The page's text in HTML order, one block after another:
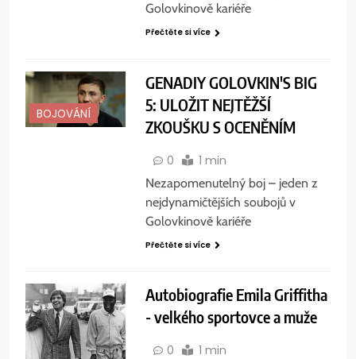
Golovkinově kariéře
Přečtěte si více
BOJOVÁNÍ
GENADIY GOLOVKIN'S BIG
5: ULOŽIT NEJTĚŽŠÍ
ZKOUŠKU S OCENĚNÍM
0 1 min
Nezapomenutelný boj – jeden z
nejdynamičtějších soubojů v
Golovkinově kariéře
Přečtěte si více
Autobiografie Emila Griffitha
- velkého sportovce a muže
0 1 min